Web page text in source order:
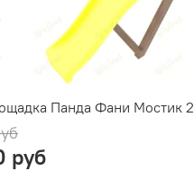
Панда Фани Мостик 2
руб